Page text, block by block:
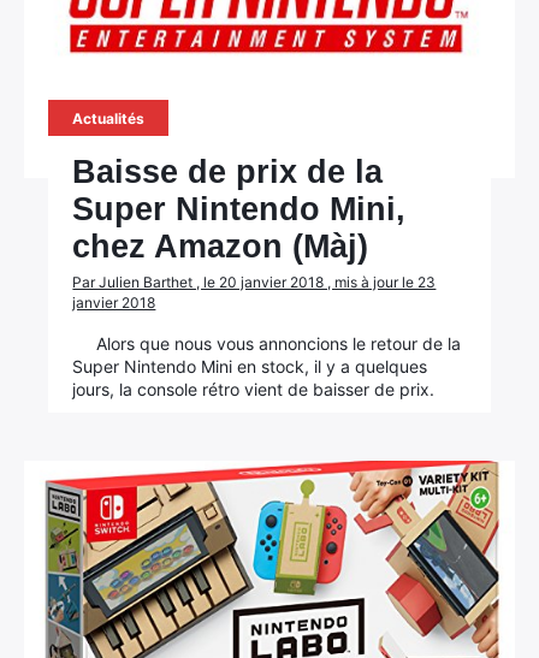
Actualités
Baisse de prix de la
Super Nintendo Mini,
chez Amazon (Màj)
Par Julien Barthet , le 20 janvier 2018 , mis à jour le 23
janvier 2018
Alors que nous vous annoncions le retour de la
Super Nintendo Mini en stock, il y a quelques
jours, la console rétro vient de baisser de prix.